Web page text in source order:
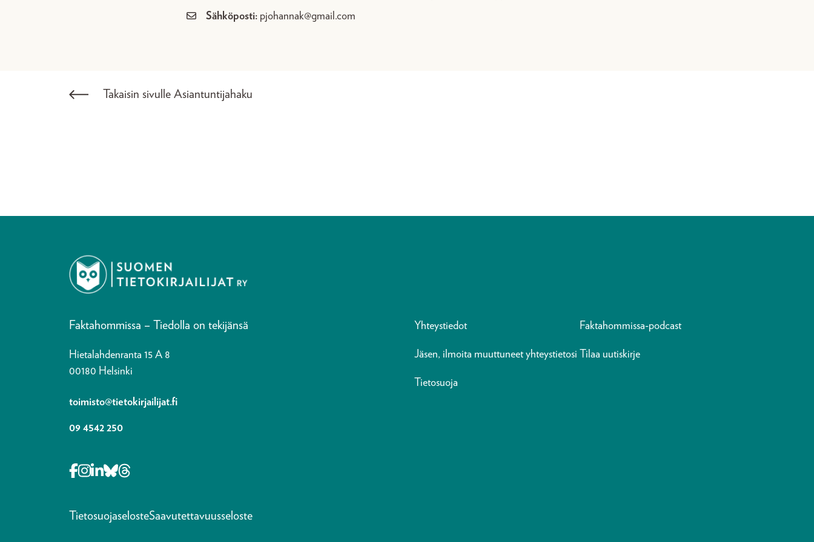
Sähköposti: pjohannak@gmail.com
Takaisin sivulle Asiantuntijahaku
Faktahommissa – Tiedolla on tekijänsä
Hietalahdenranta 15 A 8
00180 Helsinki
toimisto@tietokirjailijat.fi
09 4542 250
Yhteystiedot Faktahommissa-podcast
Jäsen, ilmoita muuttuneet yhteystietosi Tilaa uutiskirje
Tietosuoja
Opens in a new tab Facebook-f
Opens in a new tab Instagram
Opens in a new tab Linkedin-in
Opens in a new tab Bluesky
TietosuojaselosteSaavutettavuusseloste